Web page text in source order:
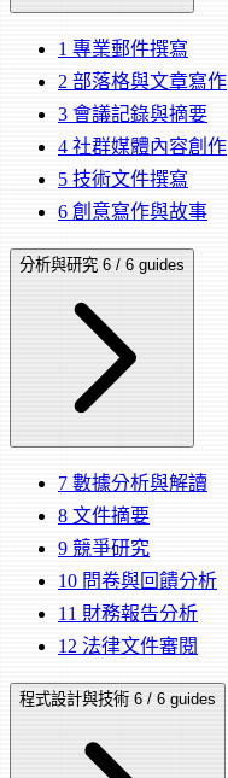
1 專業郵件撰寫
2 部落格與文章寫作
3 會議記錄與摘要
4 社群媒體內容創作
5 技術文件撰寫
6 創意寫作與故事
分析與研究 6 / 6 guides
7 數據分析與解讀
8 文件摘要
9 競爭研究
10 問卷與回饋分析
11 財務報告分析
12 法律文件審閱
程式設計與技術 6 / 6 guides